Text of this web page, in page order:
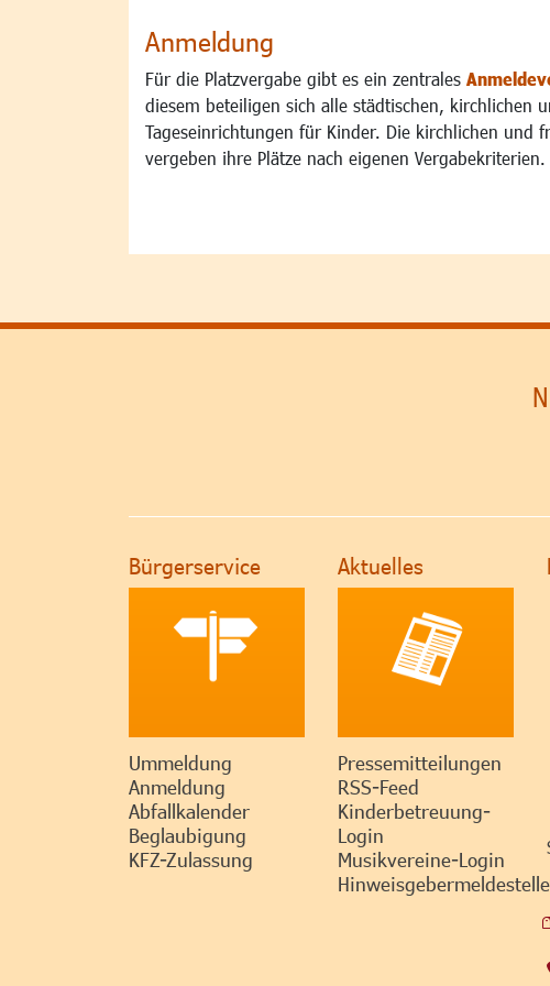
Anmeldung
Für die Platzvergabe gibt es ein zentrales
diesem beteiligen sich alle städtischen, kirchlichen
Tageseinrichtungen für Kinder. Die kirchlichen und
vergeben ihre Plätze nach eigenen Vergabekriterien.
Bürgerservice
Ummeldung
Anmeldung
Abfallkalender
Beglaubigung
KFZ-Zulassung
Aktuelles
Pressemitteilungen
RSS-Feed
Kinderbetreuung-
Login
Musikvereine-Login
Hinweisgebermeldestelle